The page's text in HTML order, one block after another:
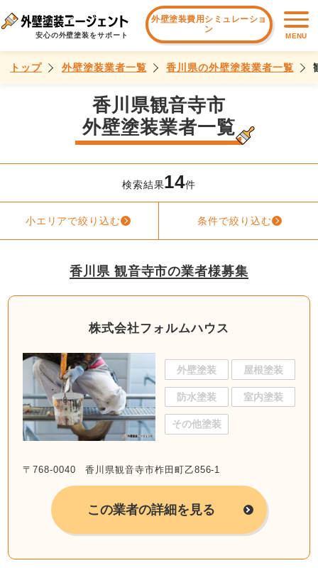
安心の外壁塗装をサポート
外壁塗装費用シミュレーショ
ン
MENU
トップ 外壁塗装業者一覧 香川県の外壁塗装業者一覧
香川県観音寺市
外壁塗装業者一覧
検索結果14件
小エリアで絞り込む 条件で絞り込む
香川県 観音寺市の業者様募集
株式会社フォルムハウス
外壁塗装 屋根塗装
防水塗装 室内塗装
その他塗装
〒768-0040 香川県観音寺市柞田町乙856-1
この業者の詳細を見る